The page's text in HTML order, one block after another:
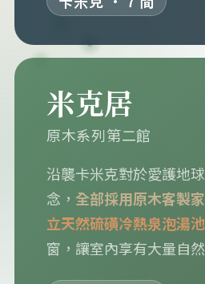
米克居
原木系列第二館
沿襲卡米克對於愛護地
念， 全部採用原木客製
立天然硫磺冷熱泉泡湯池
窗，讓室內享有大量自